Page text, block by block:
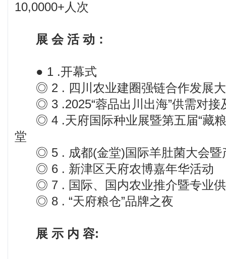
10,0000+人次
展 会 活 动：
● 1 .开幕式
◎ 2 . 四川农业建圈强链合作发展
◎ 3 .2025“蓉品出川出海”供需对接
◎ 4 .天府国际种业展暨第五届“藏粮
堂
◎ 5 . 成都(金堂)国际羊肚菌大会暨
◎ 6 . 新津区天府农博嘉年华活动
◎ 7 . 国际、国内农业推介暨专业供
◎ 8 . “天府粮仓”品牌之夜
展 示 内 容: